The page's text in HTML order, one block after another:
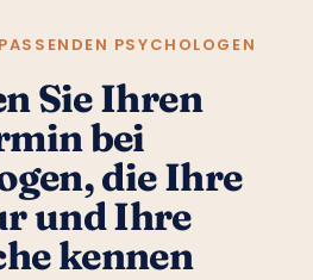
PSYCHOLOGEN
Sie Ihren
bei
die Ihre
und Ihre
kennen